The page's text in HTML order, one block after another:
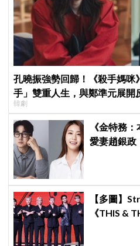
孔曉振強勢回歸！《殺手媽咪
手」雙重人生，與鄭準元展開
韓劇
《金特務
愛妻趙銀政
【多圖】
《THIS &